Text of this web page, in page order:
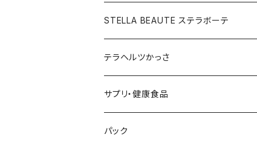
V3 Ｖスピック ブライトデリバリーC
V3 ＶスピックCマスク
V3インテリジェントファンデーション
スリムレイビタマインリポソームC
紫外線対策&抗酸化サプリ
メディテーションゲル&クレンジングセット
レフィル
V3ブリリアントファンデーション
レフィル
V3インテリジェントファンデーション
レフィル
V3プライマー
VMファンデーション
Ｃグロウミスト
ブライトデリバリーC
Cマスク
Cトナー
VMファンデーション
メンズクレンザー
メンズ化粧水
メンズオールインワンセラム
ラッシュアディクト
ラッシュトランスカラ
まつ毛美容液
リップアディクト
ヘアーアディクト
STELLA BEAUTE ステラボーテ
ビューティフェイススティックRIN
ビューティフェイススティック2.0
レーザー＆EMSリフトブラシPRO2.0
テラヘルツかっさ
雫型
円盤
サプリ・健康食品
V3ブライトデリバリーC
パック